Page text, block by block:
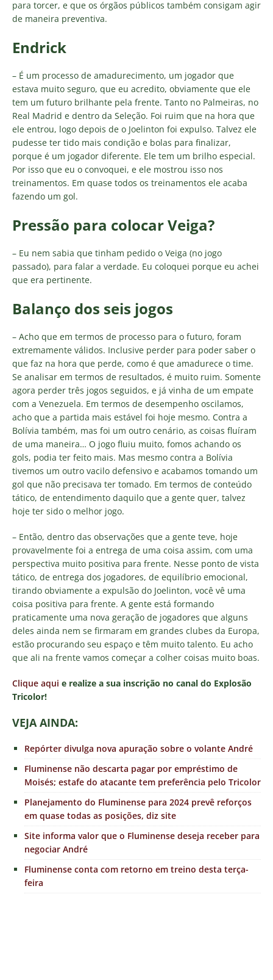
para torcer, e que os órgãos públicos também consigam agir
de maneira preventiva.
Endrick
– É um processo de amadurecimento, um jogador que
estava muito seguro, que eu acredito, obviamente que ele
tem um futuro brilhante pela frente. Tanto no Palmeiras, no
Real Madrid e dentro da Seleção. Foi ruim que na hora que
ele entrou, logo depois de o Joelinton foi expulso. Talvez ele
pudesse ter tido mais condição e bolas para finalizar,
porque é um jogador diferente. Ele tem um brilho especial.
Por isso que eu o convoquei, e ele mostrou isso nos
treinamentos. Em quase todos os treinamentos ele acaba
fazendo um gol.
Pressão para colocar Veiga?
– Eu nem sabia que tinham pedido o Veiga (no jogo
passado), para falar a verdade. Eu coloquei porque eu achei
que era pertinente.
Balanço dos seis jogos
– Acho que em termos de processo para o futuro, foram
extremamente válidos. Inclusive perder para poder saber o
que faz na hora que perde, como é que amadurece o time.
Se analisar em termos de resultados, é muito ruim. Somente
agora perder três jogos seguidos, e já vinha de um empate
com a Venezuela. Em termos de desempenho oscilamos,
acho que a partida mais estável foi hoje mesmo. Contra a
Bolívia também, mas foi um outro cenário, as coisas fluíram
de uma maneira… O jogo fluiu muito, fomos achando os
gols, podia ter feito mais. Mas mesmo contra a Bolívia
tivemos um outro vacilo defensivo e acabamos tomando um
gol que não precisava ter tomado. Em termos de conteúdo
tático, de entendimento daquilo que a gente quer, talvez
hoje ter sido o melhor jogo.
– Então, dentro das observações que a gente teve, hoje
provavelmente foi a entrega de uma coisa assim, com uma
perspectiva muito positiva para frente. Nesse ponto de vista
tático, de entrega dos jogadores, de equilíbrio emocional,
tirando obviamente a expulsão do Joelinton, você vê uma
coisa positiva para frente. A gente está formando
praticamente uma nova geração de jogadores que alguns
deles ainda nem se firmaram em grandes clubes da Europa,
estão procurando seu espaço e têm muito talento. Eu acho
que ali na frente vamos começar a colher coisas muito boas.
Clique aqui e realize a sua inscrição no canal do Explosão
Tricolor!
VEJA AINDA:
Repórter divulga nova apuração sobre o volante André
Fluminense não descarta pagar por empréstimo de
Moisés; estafe do atacante tem preferência pelo Tricolor
Planejamento do Fluminense para 2024 prevê reforços
em quase todas as posições, diz site
Site informa valor que o Fluminense deseja receber para
negociar André
Fluminense conta com retorno em treino desta terça-
feira